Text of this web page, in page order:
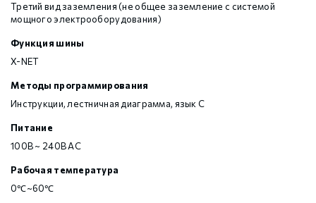
Третий вид заземления (не общее заземление с системой
мощного электрооборудования)
Функция шины
X-NET
Методы программирования
Инструкции, лестничная диаграмма, язык С
Питание
100В ~ 240В AC
Рабочая температура
0℃~60℃